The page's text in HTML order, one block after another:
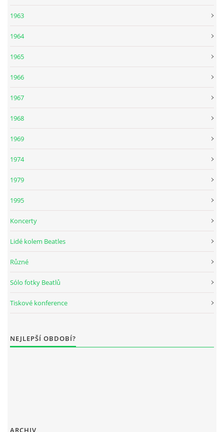
1963
1964
1965
1966
1967
1968
1969
1974
1979
1995
Koncerty
Lidé kolem Beatles
Různé
Sólo fotky Beatlů
Tiskové konference
NEJLEPŠÍ OBDOBÍ?
ARCHIV